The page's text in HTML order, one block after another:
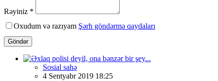
Rəyiniz *
Oxudum və razıyam Şərh göndərmə qaydaları
Göndər
Sosial sahə
4 Sentyabr 2019 18:25